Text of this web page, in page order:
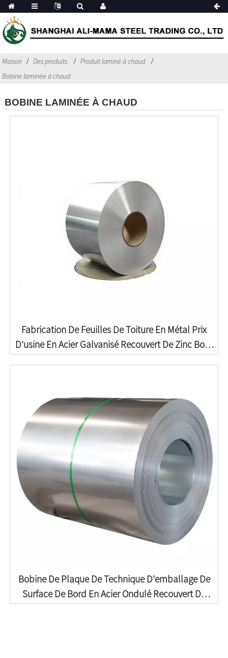
Maison Des produits
Produit laminé à chaud
Bobine laminée à chaud
BOBINE LAMINÉE À CHAUD
Fabrication De Feuilles De Toiture En Métal Prix
D'usine En Acier Galvanisé Recouvert De Zinc Bord
Bobine De Plaque De Technique D'emballage De
Surface De Bord En Acier Ondulé Recouvert De